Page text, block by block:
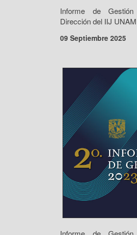
Informe de
Dirección del IIJ
09 Septiembre 2025